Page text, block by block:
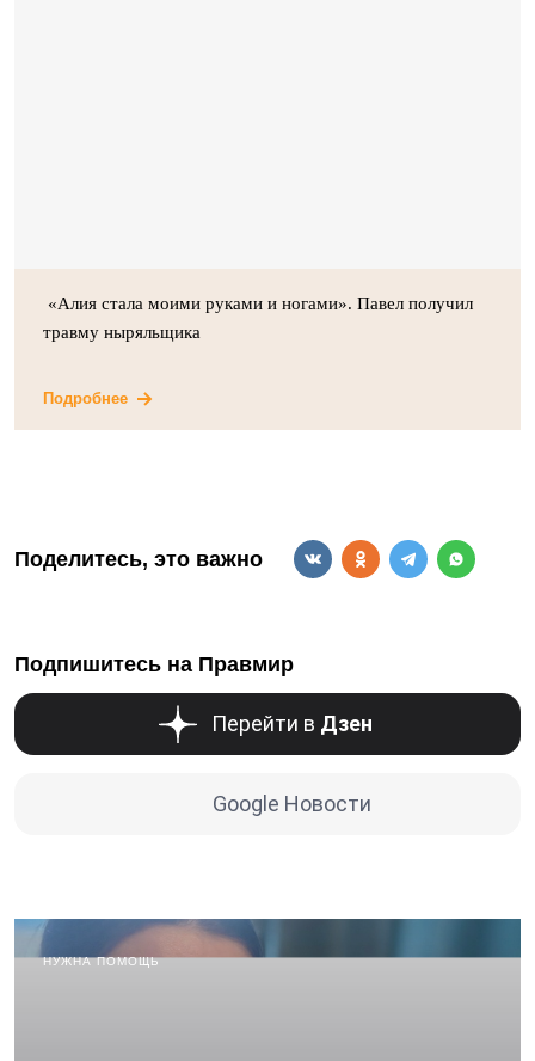
«Алия стала моими руками и ногами». Павел получил
травму ныряльщика
Подробнее
Поделитесь, это важно
Подпишитесь на Правмир
Перейти в Дзен
Google Новости
НУЖНА ПОМОЩЬ